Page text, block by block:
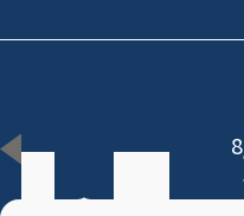
8